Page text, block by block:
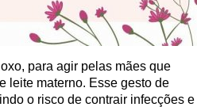
para agir pelas mães que
leite materno. Esse gesto de
o risco de contrair infecções e